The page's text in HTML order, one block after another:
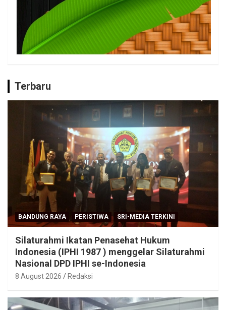
Terbaru
BANDUNG RAYA PERISTIWA SRI-MEDIA TERKINI
Silaturahmi Ikatan Penasehat Hukum
Indonesia (IPHI 1987 ) menggelar Silaturahmi
Nasional DPD IPHI se-Indonesia
8 August 2026 Redaksi